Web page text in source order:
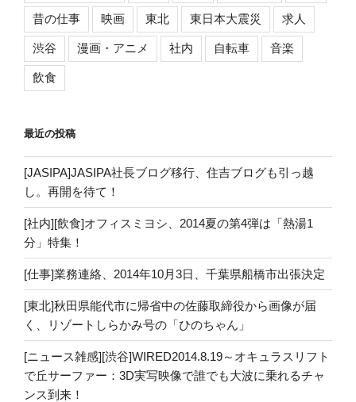
昔の仕事 映画 東北 東日本大震災 求人
渋谷 漫画・アニメ 社内 自転車 音楽
飲食
最近の投稿
[JASIPA]JASIPA社長ブログ移行、住吉ブログも引っ越
し。再開を待て！
[社内][飲食]オフィスミヨシ、2014夏の第4弾は「熱湯1
分」特集！
[仕事]業務連絡、2014年10月3日、千葉県船橋市出張決定
[東北]秋田県能代市に帰省中の佐藤取締役から画像が届
く、リゾートしらかみ号の「ひのちゃん」
[ニュース雑感][渋谷]WIRED2014.8.19～オキュラスリフト
で丘サーファー：3D実写映像で誰でも大波に乗れるチャ
ンス到来！